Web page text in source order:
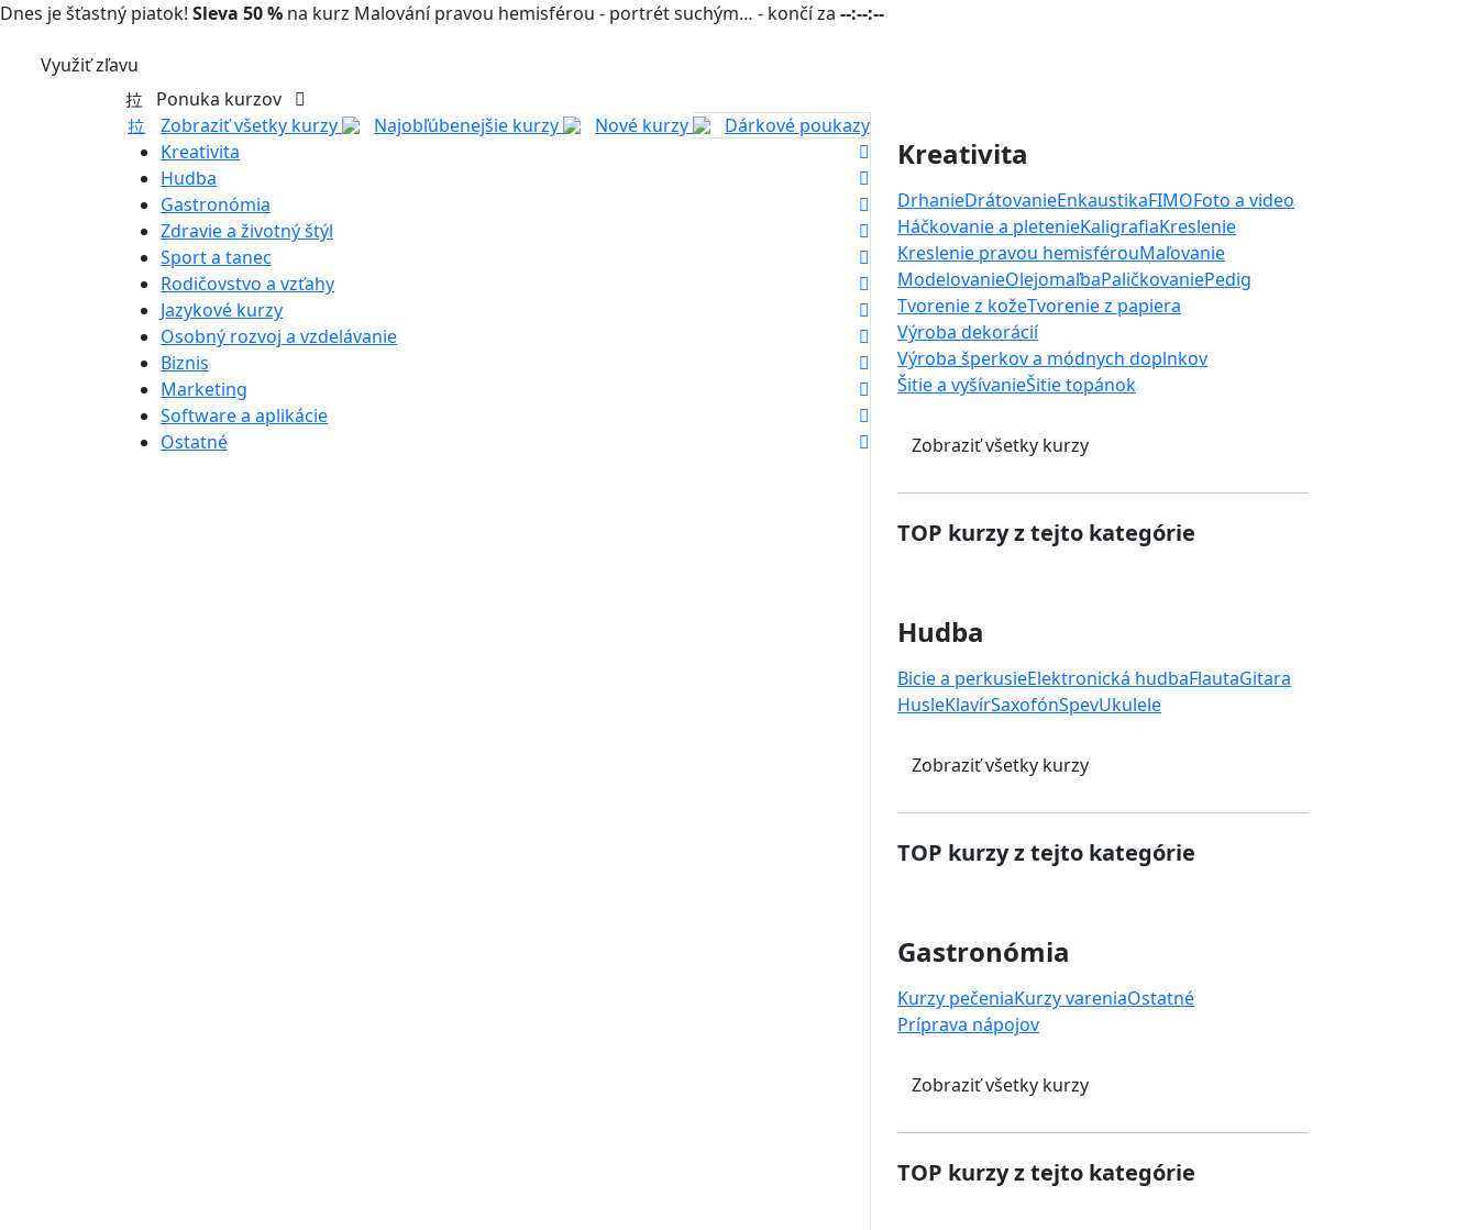
Dnes je šťastný piatok! Sleva 50 % na kurz Malování pravou hemisférou - portrét suchým… - končí za --:--:--
Využiť zľavu
Ponuka kurzov
Zobraziť všetky kurzy
Najobľúbenejšie kurzy Nové kurzy
Dárkové poukazy
Kreativita
Hudba
Gastronómia
Zdravie a životný štýl
Sport a tanec
Rodičovstvo a vzťahy
Jazykové kurzy
Osobný rozvoj a vzdelávanie
Biznis
Marketing
Software a aplikácie
Ostatné
Kreativita
DrhanieDrátovanieEnkaustikaFIMOFoto a video
Háčkovanie a pletenieKaligrafiaKreslenie
Kreslenie pravou hemisférouMaľovanie
ModelovanieOlejomaľbaPaličkovaniePedig
Tvorenie z kožeTvorenie z papiera
Výroba dekorácií
Výroba šperkov a módnych doplnkov
Šitie a vyšívanieŠitie topánok
Zobraziť všetky kurzy
TOP kurzy z tejto kategórie
Hudba
Bicie a perkusieElektronická hudbaFlautaGitara
HusleKlavírSaxofónSpevUkulele
Zobraziť všetky kurzy
TOP kurzy z tejto kategórie
Gastronómia
Kurzy pečeniaKurzy vareniaOstatné
Príprava nápojov
Zobraziť všetky kurzy
TOP kurzy z tejto kategórie